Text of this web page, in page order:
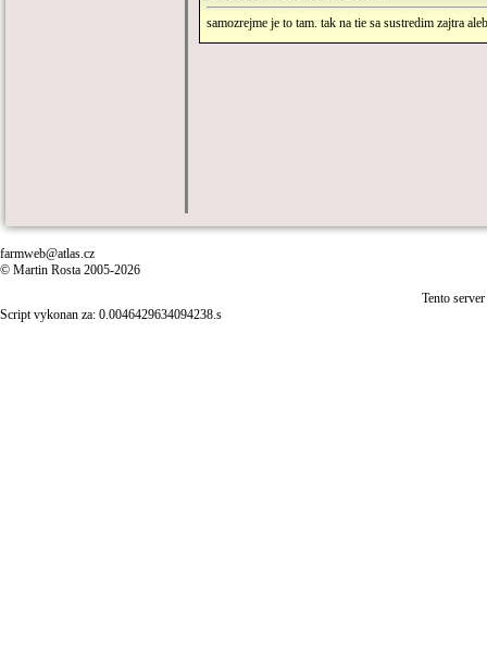
samozrejme je to tam. tak na tie sa sustredim zajtra
farmweb@atlas.cz
© Martin Rosta 2005-2026
Tento
Script vykonan za: 0.0046429634094238.s